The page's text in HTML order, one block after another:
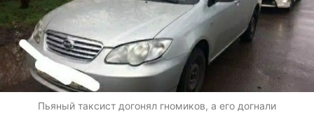
Пьяный таксист догонял гномиков, а его догнали